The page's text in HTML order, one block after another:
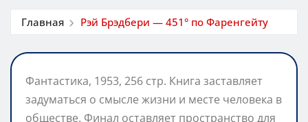
Главная Рэй Брэдбери — 451° по Фаренгейту
Фантастика, 1953, 256 стр. Книга заставляет
задуматься о смысле жизни и месте человека в
обществе. Финал оставляет пространство для